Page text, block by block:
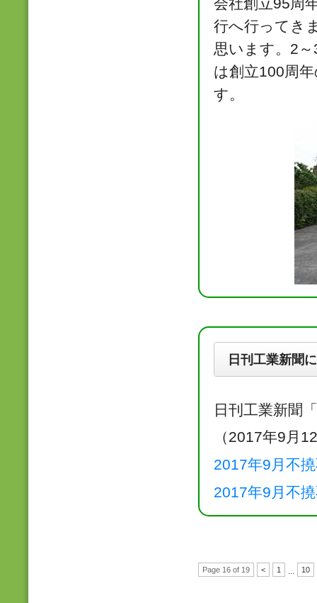
行へ行ってき
思います。2
は創立100周
す。
日刊工業新聞
日刊工業新聞
（2017年9月
2017年9月不
2017年9月不
Page 16 of 19 < 1 10